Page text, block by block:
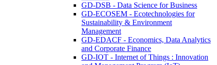
GD-DSB - Data Science for Business
GD-ECOSEM - Ecotechnologies for
Sustainability & Environment
Management
GD-EDACF - Economics, Data Analytics
and Corporate Finance
GD-IOT - Internet of Things : Innovation